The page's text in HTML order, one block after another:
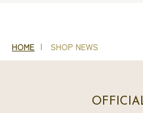
HOME SHOP NEWS